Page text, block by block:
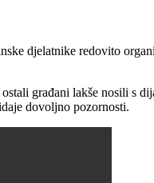
djelatnike redovito
građani lakše nosili s
dovoljno pozornosti.